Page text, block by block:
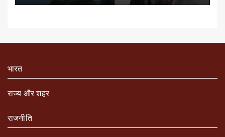
भारत
राज्य और शहर
राजनीति